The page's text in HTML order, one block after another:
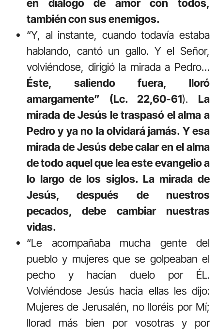
en diálogo de amor con todos,
también con sus enemigos.
“Y, al instante, cuando todavía estaba
hablando, cantó un gallo. Y el Señor,
volviéndose, dirigió la mirada a Pedro…
Éste, saliendo fuera, lloró
amargamente” (Lc. 22,60-61). La
mirada de Jesús le traspasó el alma a
Pedro y ya no la olvidará jamás. Y esa
mirada de Jesús debe calar en el alma
de todo aquel que lea este evangelio a
lo largo de los siglos. La mirada de
Jesús, después de nuestros
pecados, debe cambiar nuestras
vidas.
“Le acompañaba mucha gente del
pueblo y mujeres que se golpeaban el
pecho y hacían duelo por ÉL.
Volviéndose Jesús hacia ellas les dijo:
Mujeres de Jerusalén, no lloréis por Mí;
llorad más bien por vosotras y por